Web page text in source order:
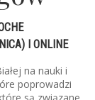
I ONLINE
na nauki i
poprowadzi